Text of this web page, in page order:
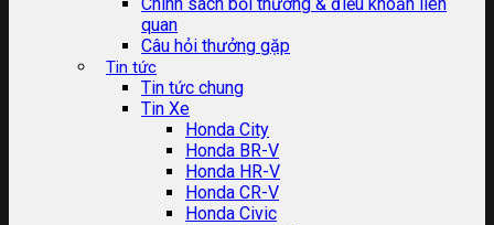
quan
Câu hỏi thưởng gặp
Tin tức
Tin tức chung
Tin Xe
Honda City
Honda BR-V
Honda HR-V
Honda CR-V
Honda Civic